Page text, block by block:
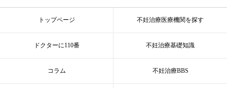
トップページ 不妊治療医療機関を探す
ドクターに110番 不妊治療基礎知識
コラム 不妊治療BBS